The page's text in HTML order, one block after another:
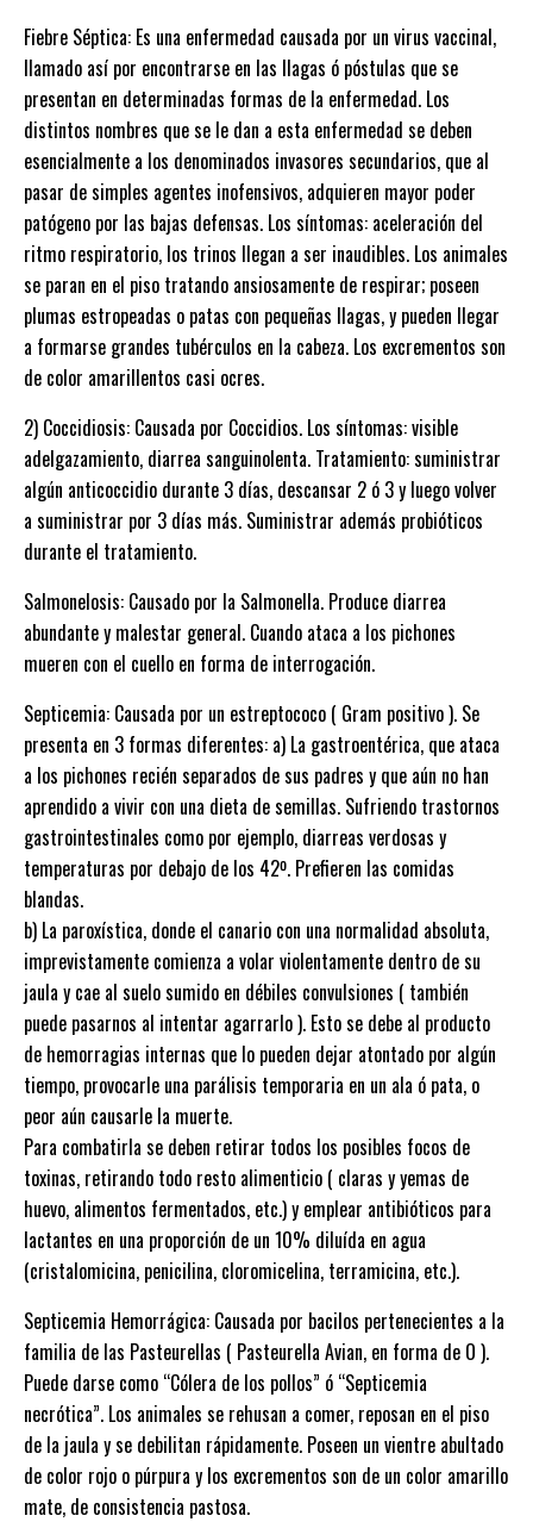
Fiebre Séptica: Es una enfermedad causada por un virus vaccinal,
llamado así por encontrarse en las llagas ó póstulas que se
presentan en determinadas formas de la enfermedad. Los
distintos nombres que se le dan a esta enfermedad se deben
esencialmente a los denominados invasores secundarios, que al
pasar de simples agentes inofensivos, adquieren mayor poder
patógeno por las bajas defensas. Los síntomas: aceleración del
ritmo respiratorio, los trinos llegan a ser inaudibles. Los animales
se paran en el piso tratando ansiosamente de respirar; poseen
plumas estropeadas o patas con pequeñas llagas, y pueden llegar
a formarse grandes tubérculos en la cabeza. Los excrementos son
de color amarillentos casi ocres.
2) Coccidiosis: Causada por Coccidios. Los síntomas: visible
adelgazamiento, diarrea sanguinolenta. Tratamiento: suministrar
algún anticoccidio durante 3 días, descansar 2 ó 3 y luego volver
a suministrar por 3 días más. Suministrar además probióticos
durante el tratamiento.
Salmonelosis: Causado por la Salmonella. Produce diarrea
abundante y malestar general. Cuando ataca a los pichones
mueren con el cuello en forma de interrogación.
Septicemia: Causada por un estreptococo ( Gram positivo ). Se
presenta en 3 formas diferentes: a) La gastroentérica, que ataca
a los pichones recién separados de sus padres y que aún no han
aprendido a vivir con una dieta de semillas. Sufriendo trastornos
gastrointestinales como por ejemplo, diarreas verdosas y
temperaturas por debajo de los 42º. Prefieren las comidas
blandas.
b) La paroxística, donde el canario con una normalidad absoluta,
imprevistamente comienza a volar violentamente dentro de su
jaula y cae al suelo sumido en débiles convulsiones ( también
puede pasarnos al intentar agarrarlo ). Esto se debe al producto
de hemorragias internas que lo pueden dejar atontado por algún
tiempo, provocarle una parálisis temporaria en un ala ó pata, o
peor aún causarle la muerte.
Para combatirla se deben retirar todos los posibles focos de
toxinas, retirando todo resto alimenticio ( claras y yemas de
huevo, alimentos fermentados, etc.) y emplear antibióticos para
lactantes en una proporción de un 10% diluída en agua
(cristalomicina, penicilina, cloromicelina, terramicina, etc.).
Septicemia Hemorrágica: Causada por bacilos pertenecientes a la
familia de las Pasteurellas ( Pasteurella Avian, en forma de O ).
Puede darse como “Cólera de los pollos” ó “Septicemia
necrótica”. Los animales se rehusan a comer, reposan en el piso
de la jaula y se debilitan rápidamente. Poseen un vientre abultado
de color rojo o púrpura y los excrementos son de un color amarillo
mate, de consistencia pastosa.